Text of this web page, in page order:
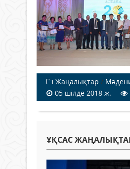
Жаңалықтар /
05 шілде 2018 ж.
ҰҚСАС